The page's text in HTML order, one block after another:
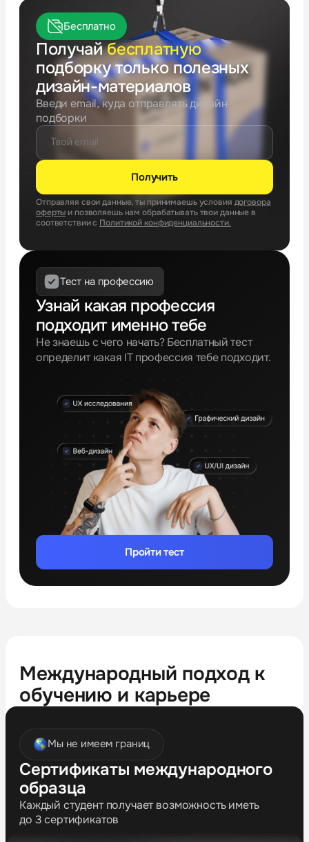
Бесплатно
Получайбесплатную
подборку только полезных
дизайн-материалов
Введи email, куда отправлять дизайн-
подборки
Получить
Отправляя свои данные, ты принимаешь условия договора
офертыи позволяешь нам обрабатывать твои данные в
соответствии с Политикой конфиденциальности.
Тест на профессию
Узнай какая профессия
подходит именно тебе
Не знаешь с чего начать? Бесплатный тест
определит какая IT профессия тебе подходит.
Пройти тест
Международный подход к
обучению и карьере
Мы не имеем границ
Сертификаты международного
образца
Каждый студент получает возможность иметь
до 3 сертификатов